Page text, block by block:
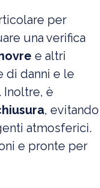
per
una verifica
e altri
di danni e le
è
, evitando
atmosferici.
e pronte per